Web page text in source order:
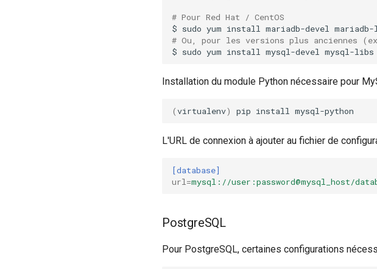
# Pour Red Hat / CentOS
$ sudo yum install mariadb-devel
# Ou, pour les versions plus anciennes
$ sudo yum install mysql-devel
Installation du module Python nécessaire pour
(virtualenv) pip install
L'URL de connexion à ajouter au fichier de
[database]
url =mysql://user:password@mysql_host/
PostgreSQL
Pour PostgreSQL, certaines configurations